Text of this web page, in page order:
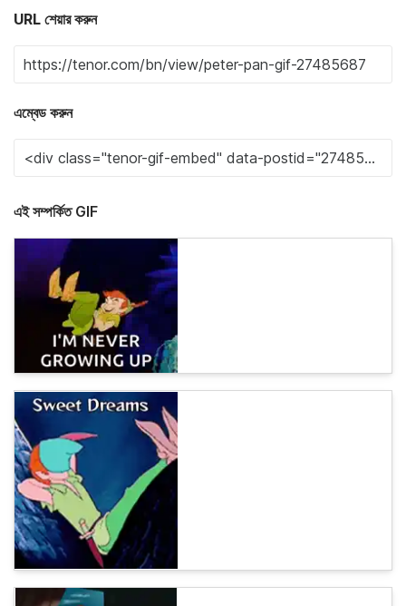
URL শেয়ার করুন
এম্বেড করুন
এই সম্পর্কিত GIF